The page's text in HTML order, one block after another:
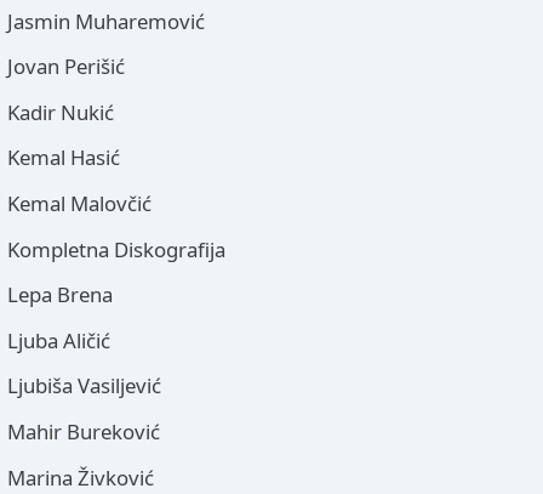
Jasmin Muharemović
Jovan Perišić
Kadir Nukić
Kemal Hasić
Kemal Malovčić
Kompletna Diskografija
Lepa Brena
Ljuba Aličić
Ljubiša Vasiljević
Mahir Bureković
Marina Živković